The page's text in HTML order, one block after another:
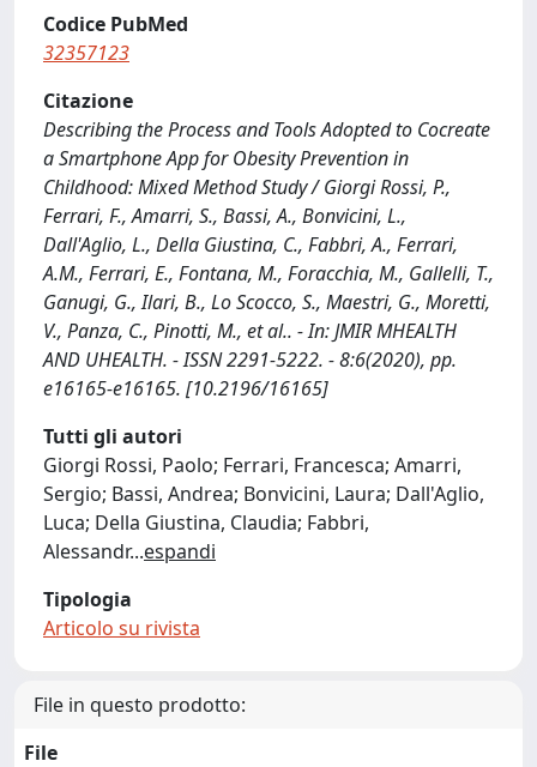
Codice PubMed
32357123
Citazione
Describing the Process and Tools Adopted to Cocreate
a Smartphone App for Obesity Prevention in
Childhood: Mixed Method Study / Giorgi Rossi, P.,
Ferrari, F., Amarri, S., Bassi, A., Bonvicini, L.,
Dall'Aglio, L., Della Giustina, C., Fabbri, A., Ferrari,
A.M., Ferrari, E., Fontana, M., Foracchia, M., Gallelli, T.,
Ganugi, G., Ilari, B., Lo Scocco, S., Maestri, G., Moretti,
V., Panza, C., Pinotti, M., et al.. - In: JMIR MHEALTH
AND UHEALTH. - ISSN 2291-5222. - 8:6(2020), pp.
e16165-e16165. [10.2196/16165]
Tutti gli autori
Giorgi Rossi, Paolo; Ferrari, Francesca; Amarri,
Sergio; Bassi, Andrea; Bonvicini, Laura; Dall'Aglio,
Luca; Della Giustina, Claudia; Fabbri,
Alessandr...espandi
Tipologia
Articolo su rivista
File in questo prodotto:
File